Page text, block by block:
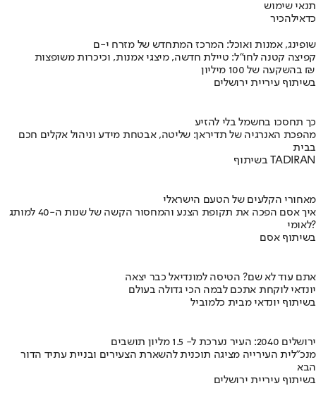
תנאי שימוש
כדאילהכיר
שופינג, אמנות ואוכל: המרכז המתחדש של מזרח י-ם
קפיצה קטנה לחו"ל: טיילת חדשה, מיצגי אמנות, וכיכרות משופצות
בהשקעה של 100 מיליון ₪
בשיתוף עיריית ירושלים
כך תחסכו בחשמל בלי להזיע
מהפכת האנרגיה של תדיראן: שליטה, אבטחת מידע וניהול אקלים חכם
בבית
בשיתוף TADIRAN
מאחורי הקלעים של הטעם הישראלי
איך אסם הפכה את תקופת הצנע והמחסור הקשה של שנות ה-40 למותג
לאומי?
בשיתוף אסם
אתם עוד לא שם? הטיסה למונדיאל כבר יצאה
יונדאי לוקחת אתכם לבמה הכי גדולה בעולם
בשיתוף יונדאי מבית כלמוביל
ירושלים 2040: העיר נערכת ל- 1.5 מליון תושבים
מנכ"לית העירייה מציגה תוכנית להשארת הצעירים ובניית עתיד הדור
הבא
בשיתוף עיריית ירושלים